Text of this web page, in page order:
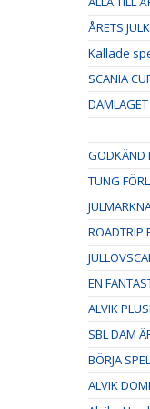
ÅRETS
Kallade
SCANIA
GODKÄND
TUNG
ROADTRIP
EN
ALVIK
SBL DAM
BÖRJA
ALVIK